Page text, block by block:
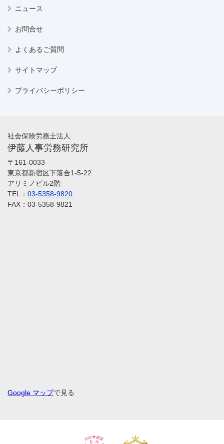
ニュース
お問合せ
よくあるご質問
サイトマップ
プライバシーポリシー
社会保険労務士法人
伊藤人事労務研究所
〒161-0033
東京都新宿区下落合1-5-22
アリミノビル2階
TEL： 03-5358-9820
FAX：03-5358-9821
Google マップで見る